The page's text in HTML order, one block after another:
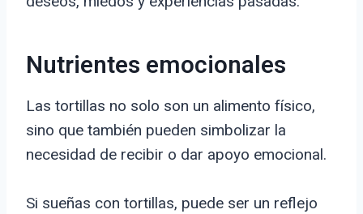
Nutrientes emocionales
Las tortillas no solo son un alimento físico,
sino que también pueden simbolizar la
necesidad de recibir o dar apoyo emocional.
Si sueñas con tortillas, puede ser un reflejo